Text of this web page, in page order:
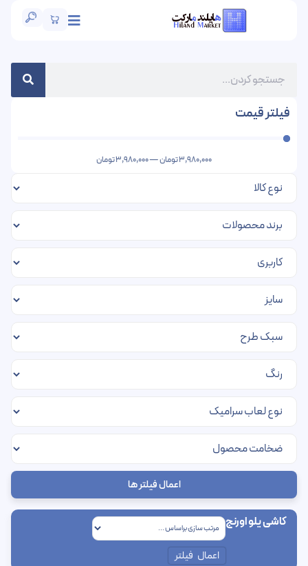
فیلتر قیمت
3,980,000تومان—
3,980,000تومان
اعمال فیلتر ها
کاشی یلو اورنج
اعمال فیلتر